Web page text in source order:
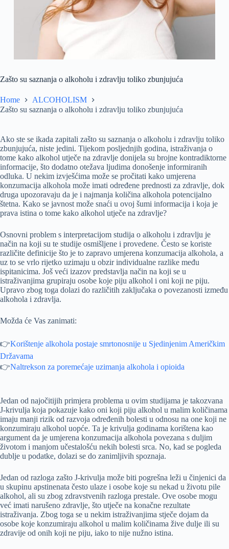
Zašto su saznanja o alkoholu i zdravlju toliko zbunjujuća
Home
ALCOHOLISM
Zašto su saznanja o alkoholu i zdravlju toliko zbunjujuća
Ako ste se ikada zapitali zašto su saznanja o alkoholu i zdravlju toliko
zbunjujuća, niste jedini. Tijekom posljednjih godina, istraživanja o
tome kako alkohol utječe na zdravlje donijela su brojne kontradiktorne
informacije, što dodatno otežava ljudima donošenje informiranih
odluka. U nekim izvješćima može se pročitati kako umjerena
konzumacija alkohola može imati određene prednosti za zdravlje, dok
druga upozoravaju da je i najmanja količina alkohola potencijalno
štetna. Kako se javnost može snaći u ovoj šumi informacija i koja je
prava istina o tome kako alkohol utječe na zdravlje?
Osnovni problem s interpretacijom studija o alkoholu i zdravlju je
način na koji su te studije osmišljene i provedene. Često se koriste
različite definicije što je to zapravo umjerena konzumacija alkohola, a
uz to se vrlo rijetko uzimaju u obzir individualne razlike među
ispitanicima. Još veći izazov predstavlja način na koji se u
istraživanjima grupiraju osobe koje piju alkohol i oni koji ne piju.
Upravo zbog toga dolazi do različitih zaključaka o povezanosti između
alkohola i zdravlja.
Možda će Vas zanimati:
👉Korištenje alkohola postaje smrtonosnije u Sjedinjenim Američkim
Državama
👉Naltrekson za poremećaje uzimanja alkohola i opioida
Jedan od najočitijih primjera problema u ovim studijama je takozvana
J-krivulja koja pokazuje kako oni koji piju alkohol u malim količinama
imaju manji rizik od razvoja određenih bolesti u odnosu na one koji ne
konzumiraju alkohol uopće. Ta je krivulja godinama korištena kao
argument da je umjerena konzumacija alkohola povezana s duljim
životom i manjom učestalošću nekih bolesti srca. No, kad se pogleda
dublje u podatke, dolazi se do zanimljivih spoznaja.
Jedan od razloga zašto J-krivulja može biti pogrešna leži u činjenici da
u skupinu apstinenata često ulaze i osobe koje su nekad u životu pile
alkohol, ali su zbog zdravstvenih razloga prestale. Ove osobe mogu
već imati narušeno zdravlje, što utječe na konačne rezultate
istraživanja. Zbog toga se u nekim istraživanjima stječe dojam da
osobe koje konzumiraju alkohol u malim količinama žive dulje ili su
zdravije od onih koji ne piju, iako to nije nužno istina.